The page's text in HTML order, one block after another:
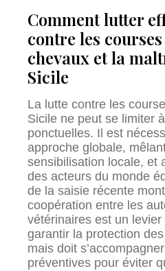
Comment lutter
contre les
chevaux et la
Sicile
La lutte contre les
Sicile ne peut se limiter
ponctuelles. Il est
approche globale,
sensibilisation locale, et
des acteurs du monde
de la saisie récente
coopération entre les
vétérinaires est un
garantir la protection
mais doit
préventives pour éviter